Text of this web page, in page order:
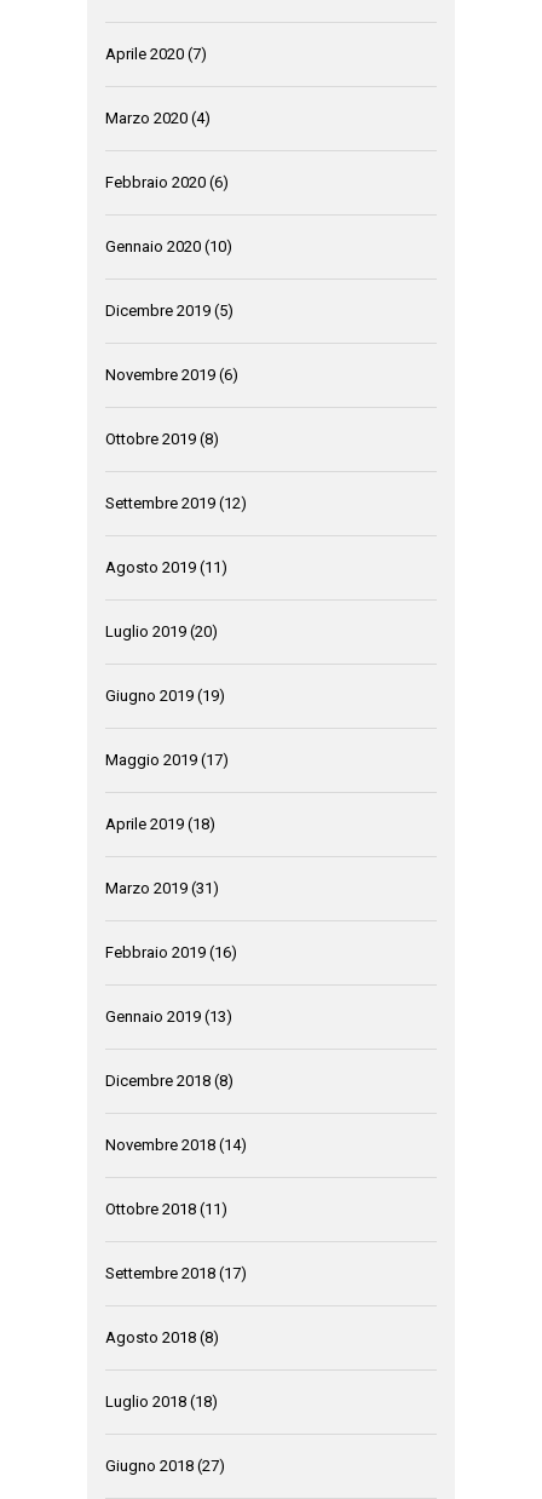
Aprile 2020 (7)
Marzo 2020 (4)
Febbraio 2020 (6)
Gennaio 2020 (10)
Dicembre 2019 (5)
Novembre 2019 (6)
Ottobre 2019 (8)
Settembre 2019 (12)
Agosto 2019 (11)
Luglio 2019 (20)
Giugno 2019 (19)
Maggio 2019 (17)
Aprile 2019 (18)
Marzo 2019 (31)
Febbraio 2019 (16)
Gennaio 2019 (13)
Dicembre 2018 (8)
Novembre 2018 (14)
Ottobre 2018 (11)
Settembre 2018 (17)
Agosto 2018 (8)
Luglio 2018 (18)
Giugno 2018 (27)